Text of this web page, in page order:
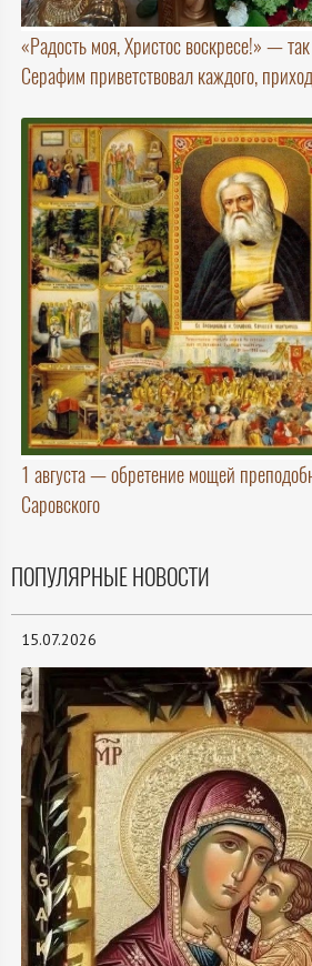
«Радость моя, Христос воскресе!» —
Серафим приветствовал каждого,
1 августа — обретение мощей
Саровского
ПОПУЛЯРНЫЕ НОВОСТИ
15.07.2026